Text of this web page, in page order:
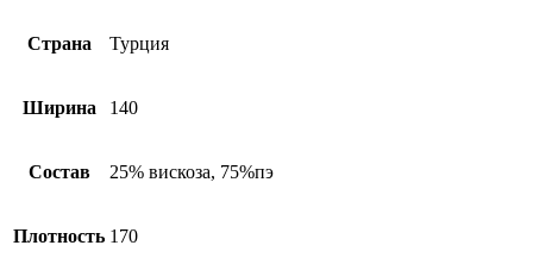
Страна Турция
Ширина 140
Состав 25% вискоза, 75%пэ
Плотность 170